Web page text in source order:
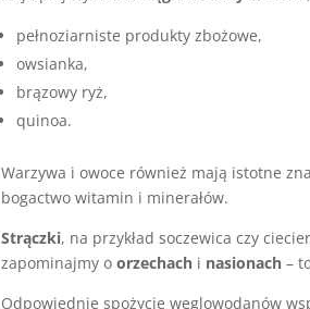
pełnoziarniste produkty zbożowe,
owsianka,
brązowy ryż,
quinoa.
Warzywa i owoce również mają istotne
bogactwo witamin i minerałów.
Strączki, na przykład soczewica czy
zapominajmy oorzechach i nasionach –
Odpowiednie spożycie węglowodanów